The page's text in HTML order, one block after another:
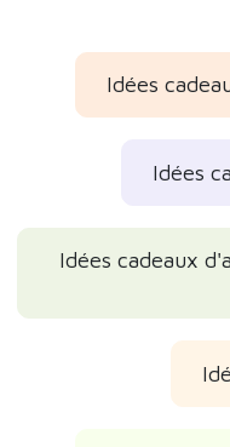
Idées
Idées
Idées cadeaux